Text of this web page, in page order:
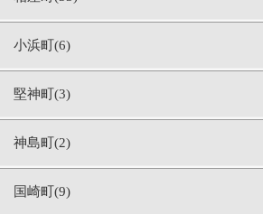
小浜町(6)
堅神町(3)
神島町(2)
国崎町(9)